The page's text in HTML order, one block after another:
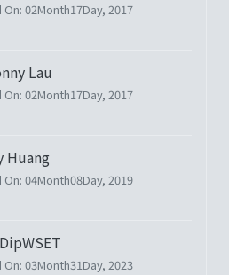
02Month17Day, 2017
Lau
02Month17Day, 2017
Huang
04Month08Day, 2019
03Month31Day, 2023